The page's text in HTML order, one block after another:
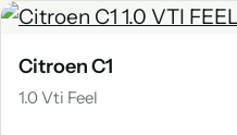
Citroen C1
1.0 Vti Feel